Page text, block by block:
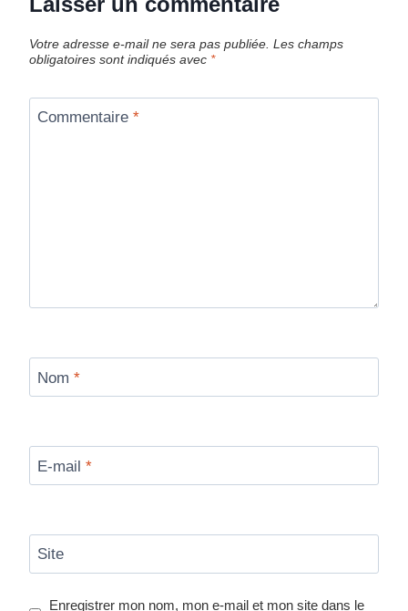
Votre adresse e-mail ne sera pas publiée. Les champs
obligatoires sont indiqués avec *
Commentaire *
Nom *
E-mail *
Site
Enregistrer mon nom, mon e-mail et mon site dans le